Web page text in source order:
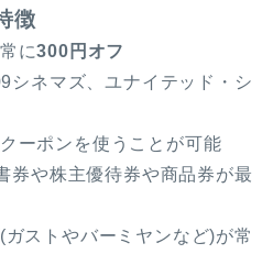
徴
に300円オフ
シネマズ、ユナイテッド・シ
ーポンを使うことが可能
券や株主優待券や商品券が最
ガストやバーミヤンなど)が常